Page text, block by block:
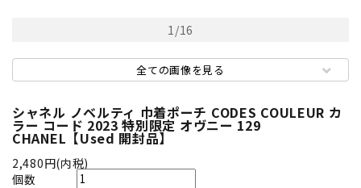
1/16
全ての画像を見る
シャネル ノベルティ 巾着ポーチ CODES COULEUR カ
ラー コード 2023 特別限定 オヴニー 129
CHANEL【Used 開封品】
2,480円(内税)
個数